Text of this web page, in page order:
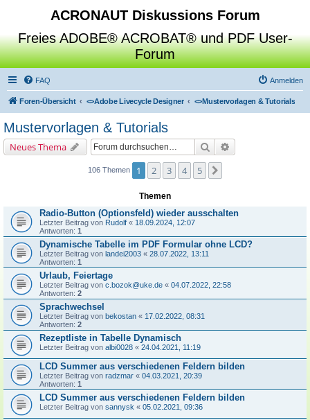
ACRONAUT Diskussions Forum
Freies ADOBE® ACROBAT® und PDF User-
Forum
FAQ Anmelden
Foren-Übersicht <>Adobe Livecycle Designer <>Mustervorlagen & Tutorials
Mustervorlagen & Tutorials
Neues Thema Suche
106 Themen 1 2 3 4 5
Themen
Radio-Button (Optionsfeld) wieder ausschalten
Letzter Beitrag von Rudolf « 18.09.2024, 12:07
Antworten: 1
Dynamische Tabelle im PDF Formular ohne LCD?
Letzter Beitrag von landei2003 « 28.07.2022, 13:11
Antworten: 1
Urlaub, Feiertage
Letzter Beitrag von c.bozok@uke.de « 04.07.2022, 22:58
Antworten: 2
Sprachwechsel
Letzter Beitrag von bekostan « 17.02.2022, 08:31
Antworten: 2
Rezeptliste in Tabelle Dynamisch
Letzter Beitrag von albi0028 « 24.04.2021, 11:19
LCD Summer aus verschiedenen Feldern bilden
Letzter Beitrag von radzmar « 04.03.2021, 20:39
Antworten: 1
LCD Summer aus verschiedenen Feldern bilden
Letzter Beitrag von sannysk « 05.02.2021, 09:36